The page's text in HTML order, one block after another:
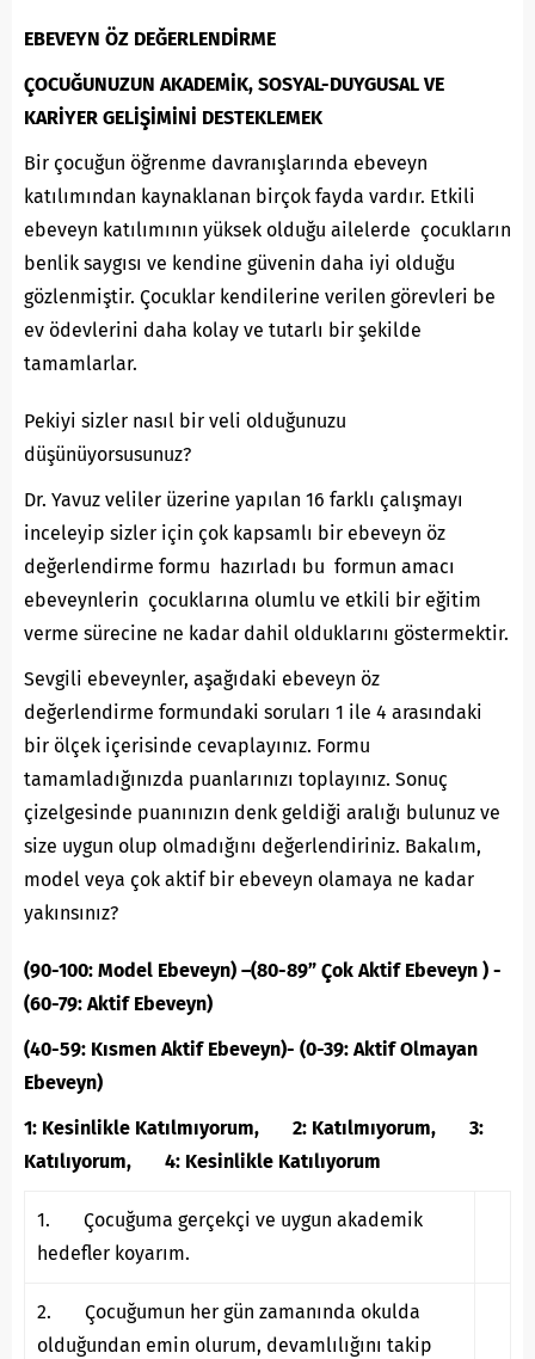
EBEVEYN ÖZ DEĞERLENDİRME
ÇOCUĞUNUZUN AKADEMİK, SOSYAL-DUYGUSAL VE
KARİYER GELİŞİMİNİ DESTEKLEMEK
Bir çocuğun öğrenme davranışlarında ebeveyn
katılımından kaynaklanan birçok fayda vardır. Etkili
ebeveyn katılımının yüksek olduğu ailelerde çocukların
benlik saygısı ve kendine güvenin daha iyi olduğu
gözlenmiştir. Çocuklar kendilerine verilen görevleri be
ev ödevlerini daha kolay ve tutarlı bir şekilde
tamamlarlar.
Pekiyi sizler nasıl bir veli olduğunuzu
düşünüyorsusunuz?
Dr. Yavuz veliler üzerine yapılan 16 farklı çalışmayı
inceleyip sizler için çok kapsamlı bir ebeveyn öz
değerlendirme formu hazırladı bu formun amacı
ebeveynlerin çocuklarına olumlu ve etkili bir eğitim
verme sürecine ne kadar dahil olduklarını göstermektir.
Sevgili ebeveynler, aşağıdaki ebeveyn öz
değerlendirme formundaki soruları 1 ile 4 arasındaki
bir ölçek içerisinde cevaplayınız. Formu
tamamladığınızda puanlarınızı toplayınız. Sonuç
çizelgesinde puanınızın denk geldiği aralığı bulunuz ve
size uygun olup olmadığını değerlendiriniz. Bakalım,
model veya çok aktif bir ebeveyn olamaya ne kadar
yakınsınız?
(90-100: Model Ebeveyn) –(80-89” Çok Aktif Ebeveyn ) -
(60-79: Aktif Ebeveyn)
(40-59: Kısmen Aktif Ebeveyn)- (0-39: Aktif Olmayan
Ebeveyn)
1: Kesinlikle Katılmıyorum, 2: Katılmıyorum, 3:
Katılıyorum, 4: Kesinlikle Katılıyorum
1. Çocuğuma gerçekçi ve uygun akademik
hedefler koyarım.
2. Çocuğumun her gün zamanında okulda
olduğundan emin olurum, devamlılığını takip